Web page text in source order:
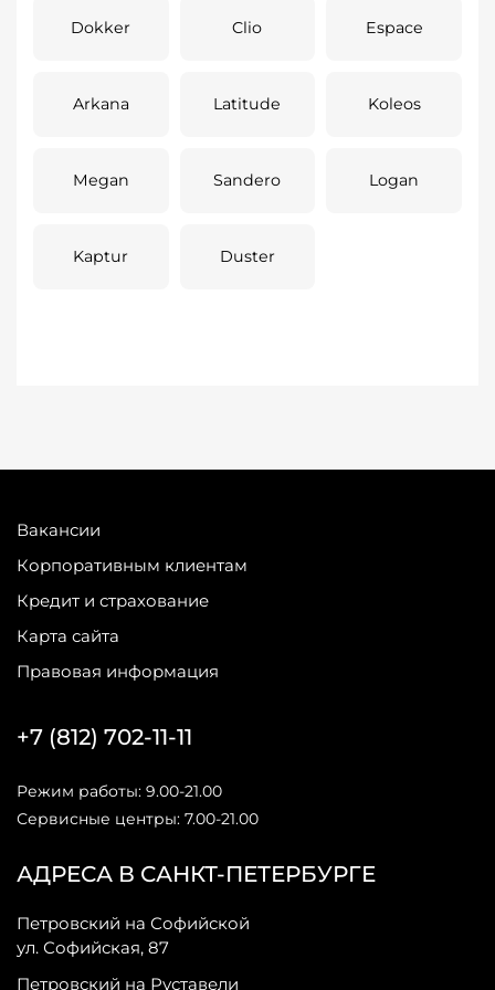
Dokker Clio Espace
Arkana Latitude Koleos
Megan Sandero Logan
Kaptur Duster
Вакансии
Корпоративным клиентам
Кредит и страхование
Карта сайта
Правовая информация
АДРЕСА В САНКТ-ПЕТЕРБУРГЕ
Петровский на Софийской
ул. Софийская, 87
Петровский на Руставели
+7 (812) 702-11-11
Режим работы: 9.00-21.00
Сервисные центры: 7.00-21.00